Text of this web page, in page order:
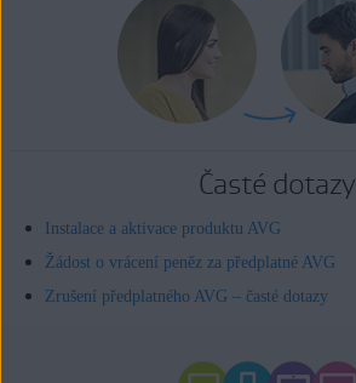
Časté dotazy
Instalace a aktivace produktu AVG
Žádost o vrácení peněz za předplatné AVG
Zrušení předplatného AVG – časté dotazy